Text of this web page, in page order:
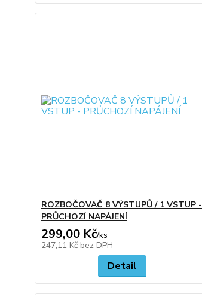
ROZBOČOVAČ 8 VÝSTUPŮ / 1 VSTUP -
PRŮCHOZÍ NAPÁJENÍ
299,00 Kč/ks
247,11 Kč bez DPH
Detail